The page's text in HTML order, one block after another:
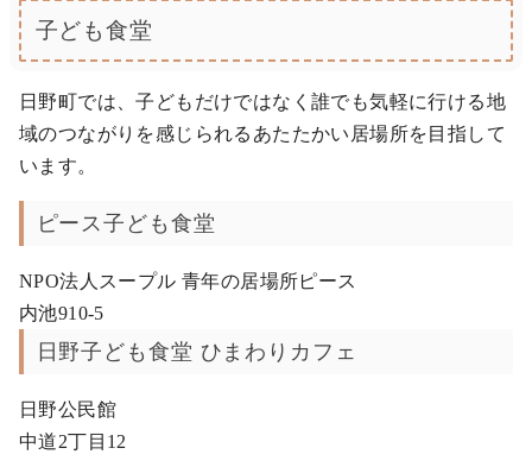
子ども食堂
日野町では、子どもだけではなく誰でも気軽に行ける地
域のつながりを感じられるあたたかい居場所を目指して
います。
ピース子ども食堂
NPO法人スープル 青年の居場所ピース
内池910-5
日野子ども食堂 ひまわりカフェ
日野公民館
中道2丁目12